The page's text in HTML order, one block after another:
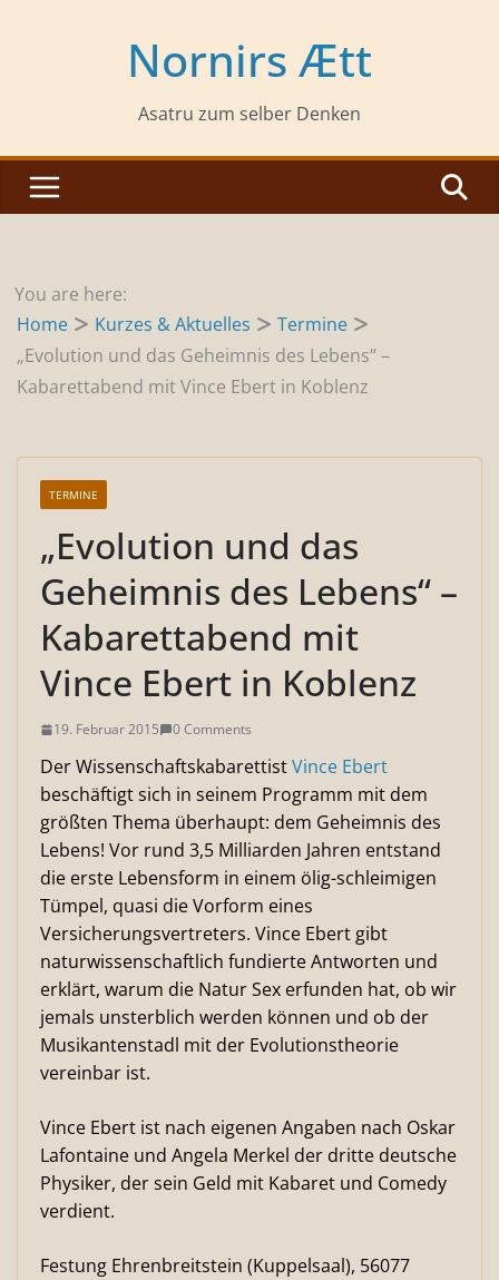
Nornirs Ætt
Asatru zum selber Denken
You are here:
Home
Kurzes & Aktuelles
Termine
„Evolution und das Geheimnis des Lebens“ –
Kabarettabend mit Vince Ebert in Koblenz
TERMINE
„Evolution und das
Geheimnis des Lebens“ –
Kabarettabend mit
Vince Ebert in Koblenz
19. Februar 2015 0 Comments
Der WissenschaftskabarettistVince Ebert
beschäftigt sich in seinem Programm mit dem
größten Thema überhaupt: dem Geheimnis des
Lebens! Vor rund 3,5 Milliarden Jahren entstand
die erste Lebensform in einem ölig-schleimigen
Tümpel, quasi die Vorform eines
Versicherungsvertreters. Vince Ebert gibt
naturwissenschaftlich fundierte Antworten und
erklärt, warum die Natur Sex erfunden hat, ob wir
jemals unsterblich werden können und ob der
Musikantenstadl mit der Evolutionstheorie
vereinbar ist.
Vince Ebert ist nach eigenen Angaben nach Oskar
Lafontaine und Angela Merkel der dritte deutsche
Physiker, der sein Geld mit Kabaret und Comedy
verdient.
Festung Ehrenbreitstein (Kuppelsaal), 56077